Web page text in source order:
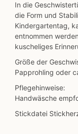
In die
die Form und
Kindergartentag,
entnommen
kuscheliges
Größe der
Papprohling oder
Pflegehinweise:
Handwäsche
Stickdatei